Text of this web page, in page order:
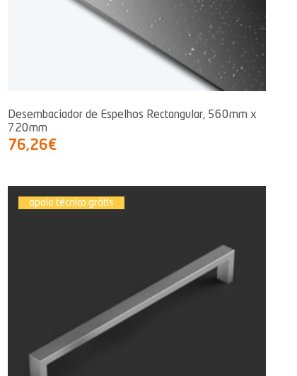
Desembaciador de Espelhos Rectangular, 560mm x
720mm
76,26€
apoio técnico grátis